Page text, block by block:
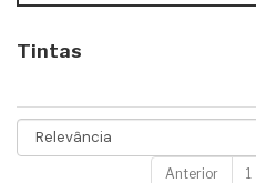
Faixa
de
Preço
Tintas
Anterior 1